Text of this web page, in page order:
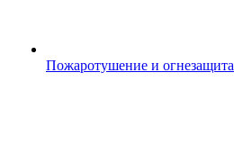
Пожаротушение и огнезащита